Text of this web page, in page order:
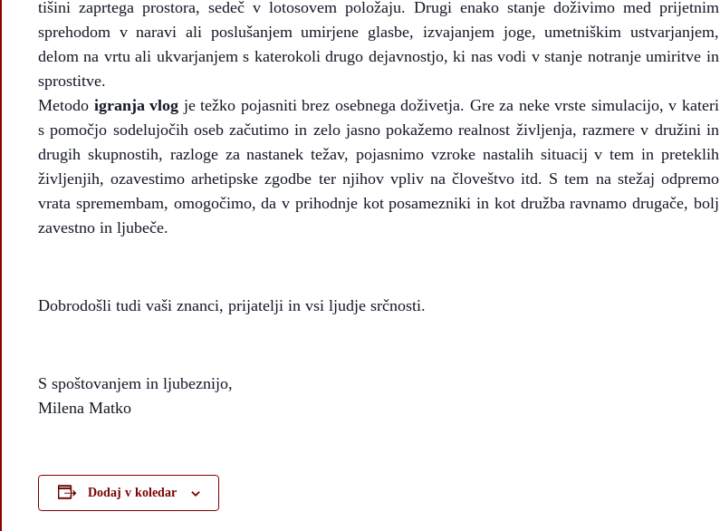
tišini zaprtega prostora, sedeč v lotosovem položaju. Drugi enako stanje doživimo med prijetnim
sprehodom v naravi ali poslušanjem umirjene glasbe, izvajanjem joge, umetniškim ustvarjanjem,
delom na vrtu ali ukvarjanjem s katerokoli drugo dejavnostjo, ki nas vodi v stanje notranje umiritve in
sprostitve.
Metodo igranja vlog je težko pojasniti brez osebnega doživetja. Gre za neke vrste simulacijo, v kateri
s pomočjo sodelujočih oseb začutimo in zelo jasno pokažemo realnost življenja, razmere v družini in
drugih skupnostih, razloge za nastanek težav, pojasnimo vzroke nastalih situacij v tem in preteklih
življenjih, ozavestimo arhetipske zgodbe ter njihov vpliv na človeštvo itd. S tem na stežaj odpremo
vrata spremembam, omogočimo, da v prihodnje kot posamezniki in kot družba ravnamo drugače, bolj
zavestno in ljubeče.
Dobrodošli tudi vaši znanci, prijatelji in vsi ljudje srčnosti.
S spoštovanjem in ljubeznijo,
Milena Matko
Dodaj v koledar